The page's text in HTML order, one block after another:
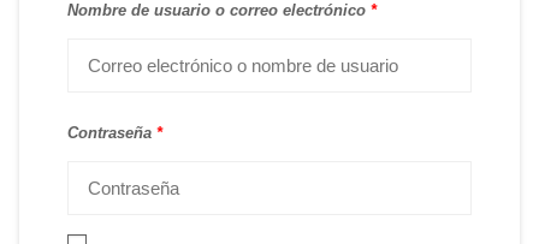
Nombre de usuario o correo electrónico *
Contraseña *